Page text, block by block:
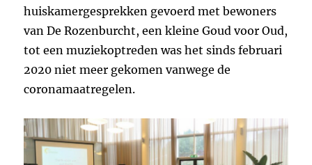
huiskamergesprekken gevoerd met bewoners
van De Rozenburcht, een kleine Goud voor Oud,
tot een muziekoptreden was het sinds februari
2020 niet meer gekomen vanwege de
coronamaatregelen.